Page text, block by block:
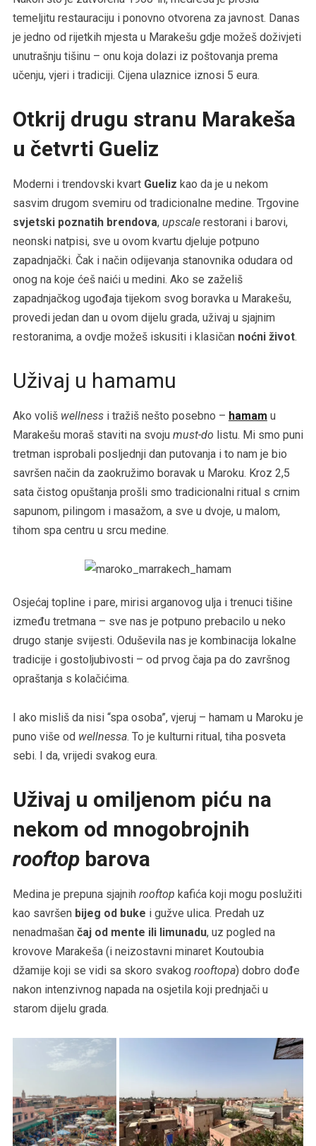
temeljitu restauraciju i ponovno otvorena za javnost. Danas
je jedno od rijetkih mjesta u Marakešu gdje možeš doživjeti
unutrašnju tišinu – onu koja dolazi iz poštovanja prema
učenju, vjeri i tradiciji. Cijena ulaznice iznosi 5 eura.
Otkrij drugu stranu Marakeša
u četvrti Gueliz
Moderni i trendovski kvart Gueliz kao da je u nekom
sasvim drugom svemiru od tradicionalne medine. Trgovine
svjetski poznatih brendova, upscalerestorani i barovi,
neonski natpisi, sve u ovom kvartu djeluje potpuno
zapadnjački. Čak i način odijevanja stanovnika odudara od
onog na koje ćeš naići u medini. Ako se zaželiš
zapadnjačkog ugođaja tijekom svog boravka u Marakešu,
provedi jedan dan u ovom dijelu grada, uživaj u sjajnim
restoranima, a ovdje možeš iskusiti i klasičan noćni život.
Uživaj u hamamu
Ako voliš wellnessi tražiš nešto posebno – hamam u
Marakešu moraš staviti na svoju must-do listu. Mi smo puni
tretman isprobali posljednji dan putovanja i to nam je bio
savršen način da zaokružimo boravak u Maroku. Kroz 2,5
sata čistog opuštanja prošli smo tradicionalni ritual s crnim
sapunom, pilingom i masažom, a sve u dvoje, u malom,
tihom spa centru u srcu medine.
Osjećaj topline i pare, mirisi arganovog ulja i trenuci tišine
između tretmana – sve nas je potpuno prebacilo u neko
drugo stanje svijesti. Oduševila nas je kombinacija lokalne
tradicije i gostoljubivosti – od prvog čaja pa do završnog
opraštanja s kolačićima.
I ako misliš da nisi “spa osoba”, vjeruj – hamam u Maroku je
puno više od wellnessa. To je kulturni ritual, tiha posveta
sebi. I da, vrijedi svakog eura.
Uživaj u omiljenom piću na
nekom od mnogobrojnih
rooftopbarova
Medina je prepuna sjajnih rooftop kafića koji mogu poslužiti
kao savršen bijeg od buke i gužve ulica. Predah uz
nenadmašan čaj od mente ili limunadu, uz pogled na
krovove Marakeša (i neizostavni minaret Koutoubia
džamije koji se vidi sa skoro svakog rooftopa) dobro dođe
nakon intenzivnog napada na osjetila koji prednjači u
starom dijelu grada.